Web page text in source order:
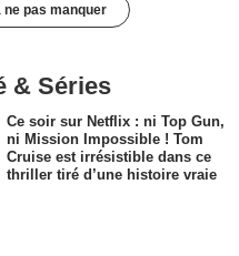
ne pas manquer
& Séries
Ce soir sur Netflix : ni Top Gun,
ni Mission Impossible ! Tom
Cruise est irrésistible dans ce
thriller tiré d’une histoire vraie